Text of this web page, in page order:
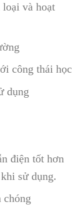
loại và hoạt
công thái học
dụng
điện tốt hơn
sử dụng.